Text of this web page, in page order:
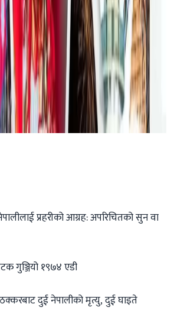
पाँचौं संस्करणमा कृष्ण कार्की
खेलाडी
फेस्टिभल हुँदै
प्रहरीको आग्रह: अपरिचितको सुन वा
गुञ्जियो १९७४ एडी
ठक्करबाट दुई नेपालीको मृत्यु, दुई घाइते